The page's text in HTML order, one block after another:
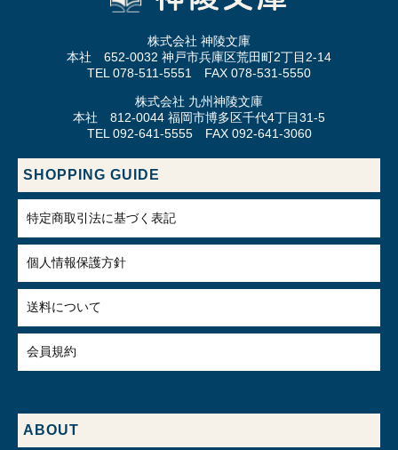
株式会社 神陵文庫
本社 652-0032 神戸市兵庫区荒田町2丁目2-14
TEL 078-511-5551 FAX 078-531-5550
株式会社 九州神陵文庫
本社 812-0044 福岡市博多区千代4丁目31-5
TEL 092-641-5555 FAX 092-641-3060
SHOPPING GUIDE
特定商取引法に基づく表記
個人情報保護方針
送料について
会員規約
ABOUT